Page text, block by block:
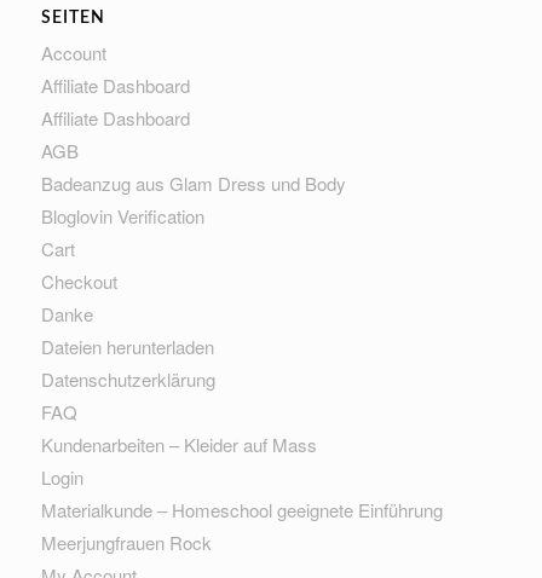
SEITEN
Account
Affiliate Dashboard
Affiliate Dashboard
AGB
Badeanzug aus Glam Dress und Body
Bloglovin Verification
Cart
Checkout
Danke
Dateien herunterladen
Datenschutzerklärung
FAQ
Kundenarbeiten – Kleider auf Mass
Login
Materialkunde – Homeschool geeignete Einführung
Meerjungfrauen Rock